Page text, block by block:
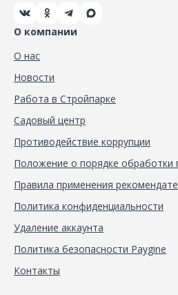
О компании
О нас
Новости
Работа в Стройпарке
Садовый центр
Противодействие коррупции
Положение о порядке обработки
Правила применения
Политика конфиденциальности
Удаление аккаунта
Политика безопасности Paygine
Контакты